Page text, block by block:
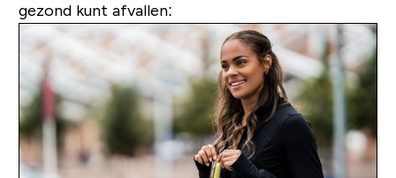
gezond kunt afvallen: